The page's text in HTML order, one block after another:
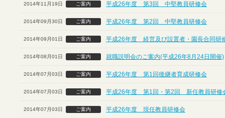
2014年11月19日 ご案内 平成26年度 第3回 中堅教員研修会
2014年09月30日 ご案内 平成26年度 第2回 中堅教員研修会
2014年09月01日 ご案内 平成26年度 経営及び設置者・園長合同研
2014年08月01日 ご案内 就職説明会のご案内(平成26年8月24日開催)
2014年07月03日 ご案内 平成26年度 第1回後継者育成研修会
2014年07月03日 ご案内 平成26年度 第1回・第2回 新任教員研修
2014年07月03日 ご案内 平成26年度 現任教員研修会